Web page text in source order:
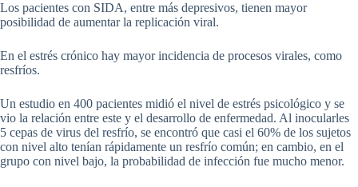
Los pacientes con SIDA, entre más depresivos, tienen mayor
posibilidad de aumentar la replicación viral.
En el estrés crónico hay mayor incidencia de procesos virales, como
resfríos.
Un estudio en 400 pacientes midió el nivel de estrés psicológico y se
vio la relación entre este y el desarrollo de enfermedad. Al inocularles
5 cepas de virus del resfrío, se encontró que casi el 60% de los sujetos
con nivel alto tenían rápidamente un resfrío común; en cambio, en el
grupo con nivel bajo, la probabilidad de infección fue mucho menor.